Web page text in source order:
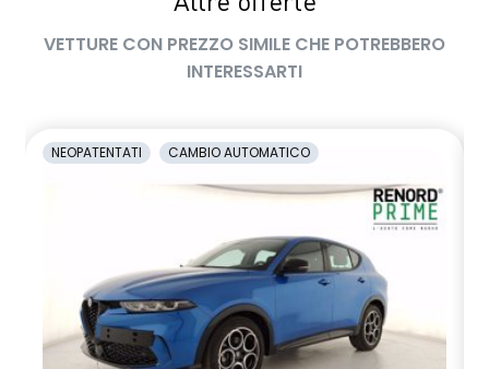
VETTURE CON PREZZO SIMILE CHE POTREBBERO
INTERESSARTI
NEOPATENTATI CAMBIO AUTOMATICO